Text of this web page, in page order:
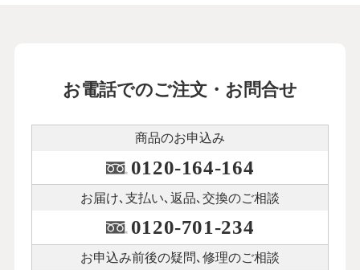
お電話でのご注文・お問合せ
商品のお申込み
0120-164-164
お届け､支払い､ 返品､交換のご相談
0120-701-234
お申込み前後の疑問､修理のご相談